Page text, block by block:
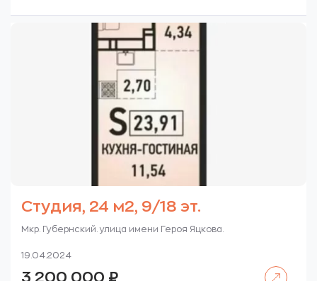
Студия, 24 м2, 9/18 эт.
Мкр. Губернский. улица имени Героя Яцкова.
19.04.2024
3 200 000 ₽